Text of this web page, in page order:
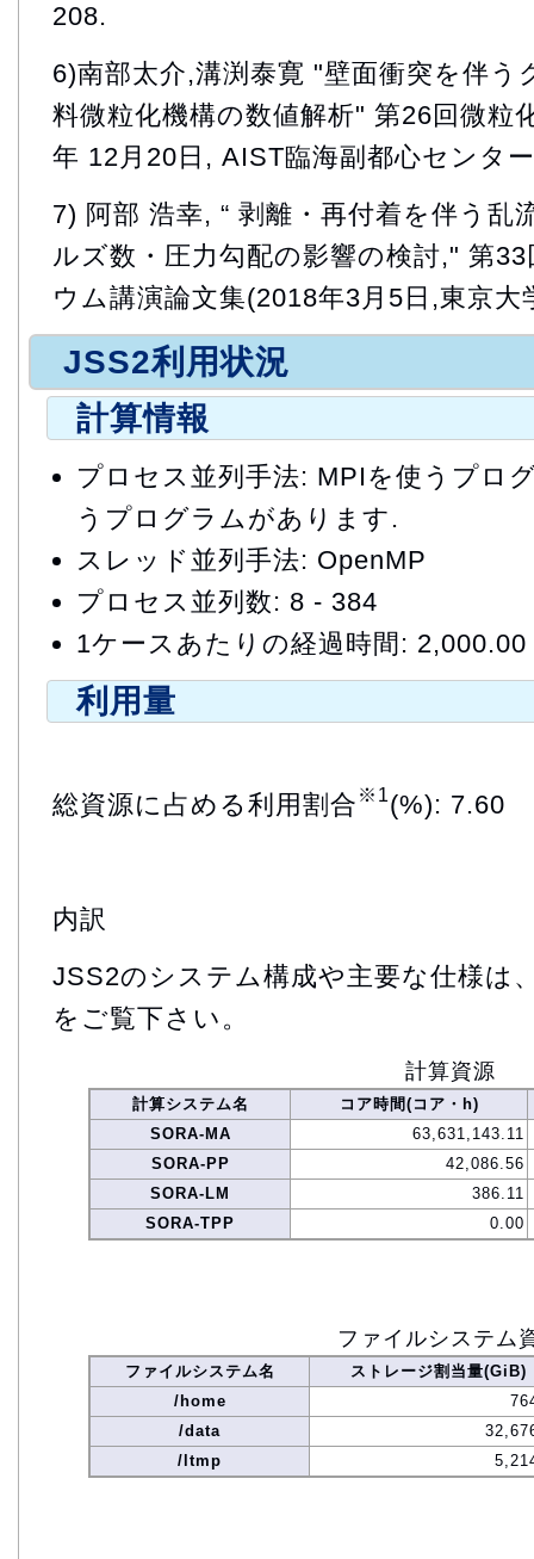
208.
6)南部太介,溝渕泰寛 "壁面衝突を伴う
料微粒化機構の数値解析" 第26回微粒
年 12月20日, AIST臨海副都心センタ
7) 阿部 浩幸, “ 剥離・再付着を伴う乱
ルズ数・圧力勾配の影響の検討," 第
ウム講演論文集(2018年3月5日,東京大
JSS2利用状況
計算情報
プロセス並列手法: MPIを使うプロ
うプログラムがあります.
スレッド並列手法: OpenMP
プロセス並列数: 8 - 384
1ケースあたりの経過時間: 2,000.00
利用量
総資源に占める利用割合 ※1(%): 7.60
内訳
JSS2のシステム構成や主要な仕様は
をご覧下さい。
計算資源
計算システム名
コア時間(コア・h)
SORA-MA
63,631,143.11
SORA-PP
42,086.56
SORA-LM
386.11
SORA-TPP
0.00
ファイルシステム
ファイルシステム名
ストレージ割当量(GiB)
/home
/data
/ltmp